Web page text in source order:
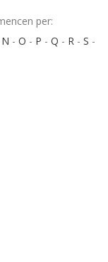
per:
N - O - P - Q - R - S -